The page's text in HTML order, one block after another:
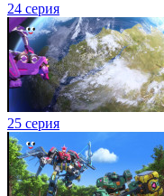
24 серия
25 серия